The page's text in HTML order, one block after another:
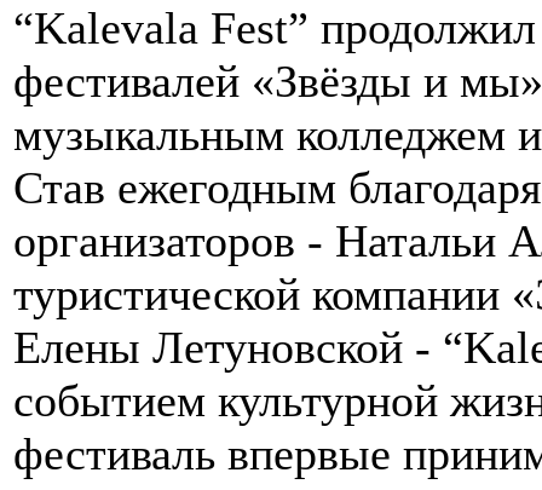
“Kalevala Fest”
фестивалей «Звёзды и
музыкальным колледжем
Став ежегодным
организаторов - Натальи
туристической компании
Елены Летуновской -
событием культурной
фестиваль впервые